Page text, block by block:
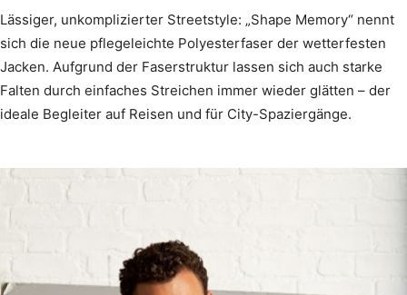
Lässiger, unkomplizierter Streetstyle: „Shape Memory“ nennt
sich die neue pflegeleichte Polyesterfaser der wetterfesten
Jacken. Aufgrund der Faserstruktur lassen sich auch starke
Falten durch einfaches Streichen immer wieder glätten – der
ideale Begleiter auf Reisen und für City-Spaziergänge.